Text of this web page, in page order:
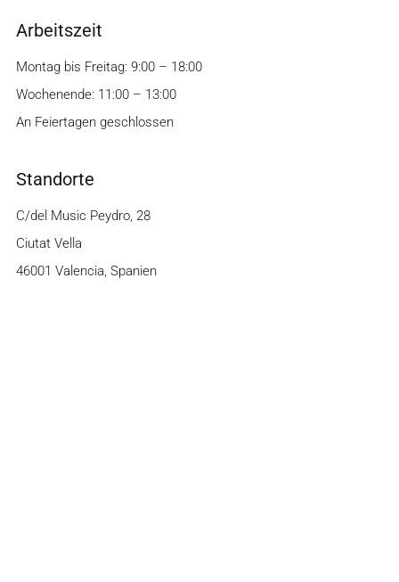
Arbeitszeit
Montag bis Freitag: 9:00 – 18:00
Wochenende: 11:00 – 13:00
An Feiertagen geschlossen
Standorte
C/del Music Peydro, 28
Ciutat Vella
46001 Valencia, Spanien